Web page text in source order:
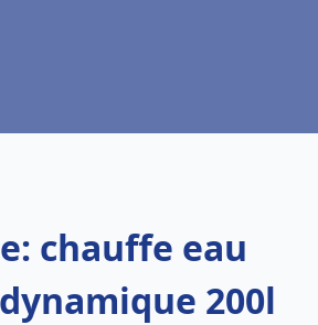
chauffe eau
200l